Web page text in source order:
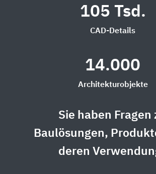
105 Tsd.
CAD-Details
14.000
Architekturobjekte
Sie haben Fragen
Baulösungen,
deren